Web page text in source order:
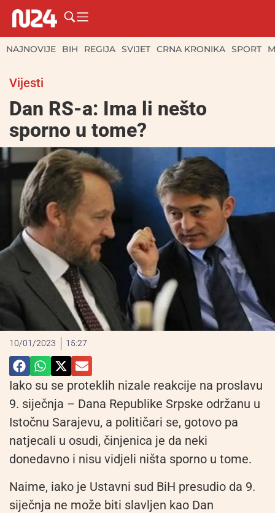
NAJNOVIJE BIH REGIJA SVIJET CRNA KRONIKA SPORT
Vijesti
Dan RS-a: Ima li nešto
sporno u tome?
10/01/2023 15:27
Iako su se proteklih nizale reakcije na proslavu
9. siječnja – Dana Republike Srpske održanu u
Istočnu Sarajevu, a političari se, gotovo pa
natjecali u osudi, činjenica je da neki
donedavno i nisu vidjeli ništa sporno u tome.
Naime, iako je Ustavni sud BiH presudio da 9.
siječnja ne može biti slavljen kao Dan